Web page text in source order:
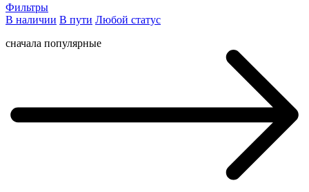
Фильтры
В наличии В пути Любой статус
сначала популярные